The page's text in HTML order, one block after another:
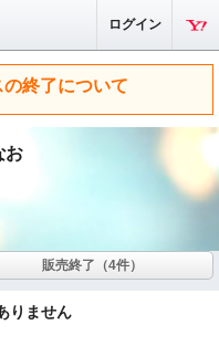
ログイン
終了について
お
販売終了（4件）
りません